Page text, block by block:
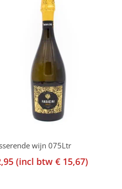
Toevoegen Aan Winkelwagen
wijn 075Ltr
(incl btw € 15,67)